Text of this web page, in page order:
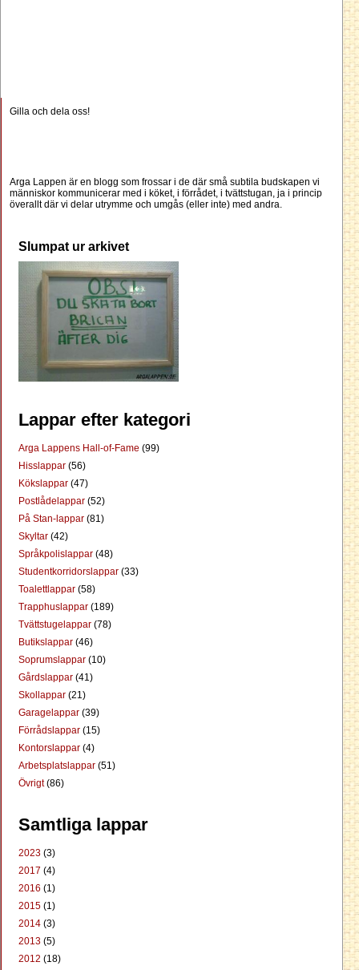
Gilla och dela oss!
Arga Lappen är en blogg som frossar i de där små subtila budskapen vi
människor kommunicerar med i köket, i förrådet, i tvättstugan, ja i princip
överallt där vi delar utrymme och umgås (eller inte) med andra.
Slumpat ur arkivet
Lappar efter kategori
Arga Lappens Hall-of-Fame (99)
Hisslappar (56)
Kökslappar (47)
Postlådelappar (52)
På Stan-lappar (81)
Skyltar (42)
Språkpolislappar (48)
Studentkorridorslappar (33)
Toalettlappar (58)
Trapphuslappar (189)
Tvättstugelappar (78)
Butikslappar (46)
Soprumslappar (10)
Gårdslappar (41)
Skollappar (21)
Garagelappar (39)
Förrådslappar (15)
Kontorslappar (4)
Arbetsplatslappar (51)
Övrigt(86)
Samtliga lappar
2023 (3)
2017 (4)
2016 (1)
2015 (1)
2014 (3)
2013 (5)
2012 (18)